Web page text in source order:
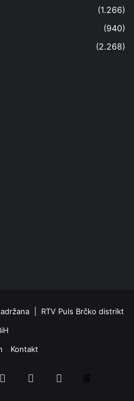
(1.266)
(940)
(2.268)
| RTV Puls Brčko distrikt
Kontakt
YouTubeInstagram
TikTok